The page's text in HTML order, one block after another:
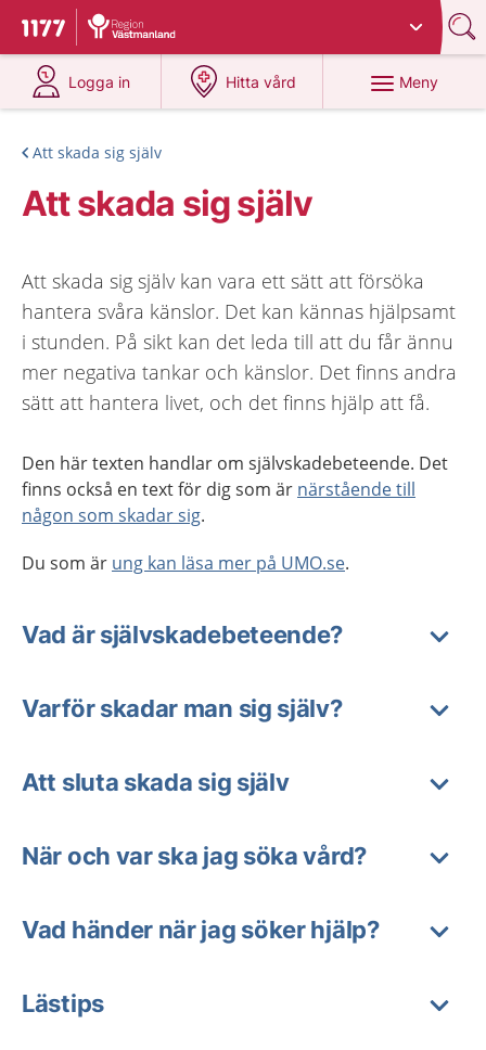
Till startsidan för 1177
Du har valt region
Logga in
på 1177.se
Hitta vård
på 1177.se
Meny
Att skada sig själv
Att skada sig själv
Att skada sig själv kan vara ett sätt att försöka
hantera svåra känslor. Det kan kännas hjälpsamt
i stunden. På sikt kan det leda till att du får ännu
mer negativa tankar och känslor. Det finns andra
sätt att hantera livet, och det finns hjälp att få.
Den här texten handlar om självskadebeteende. Det
finns också en text för dig som är närstående till
någon som skadar sig.
Du som är ung kan läsa mer på UMO.se.
Vad är självskadebeteende?
Varför skadar man sig själv?
Att sluta skada sig själv
När och var ska jag söka vård?
Vad händer när jag söker hjälp?
Lästips